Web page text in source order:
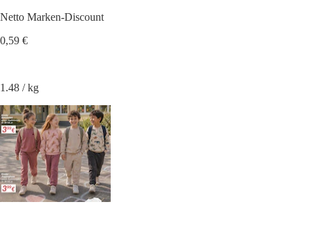
Netto Marken-Discount
0,59 €
1.48 / kg